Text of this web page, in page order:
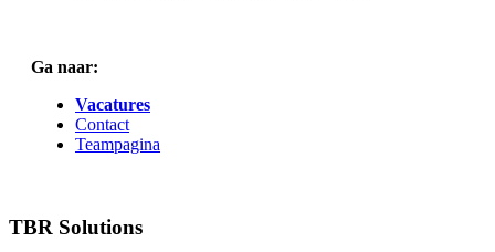
Ga naar:
Vacatures
Contact
Teampagina
Footer
TBR Solutions